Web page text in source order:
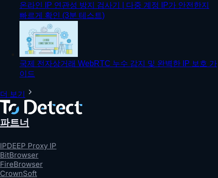
온라인 IP 연관성 방지 검사기 | 다중 계정 IP가 안전한지
빠르게 확인 (3분 테스트)
국제 전자상거래 WebRTC 누수 감지 및 완벽한 IP 보호 가
이드
더 보기
파트너
IPDEEP Proxy IP
BitBrowser
FireBrowser
CrownSoft